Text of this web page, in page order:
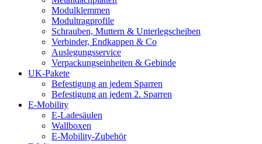
Modulklemmen
Modultragprofile
Schrauben, Muttern & Unterlegscheiben
Verbinder, Endkappen & Co
Auslegungsservice
Verpackungseinheiten & Gebinde
UK-Pakete
Befestigung an jedem Sparren
Befestigung an jedem 2. Sparren
E-Mobility
E-Ladesäulen
Wallboxen
E-Mobility-Zubehör